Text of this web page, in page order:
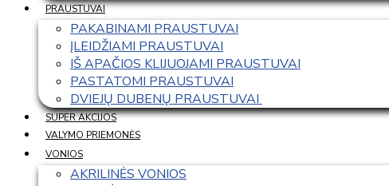
PRAUSTUVAI
PAKABINAMI PRAUSTUVAI
ĮLEIDŽIAMI PRAUSTUVAI
IŠ APAČIOS KLIJUOJAMI PRAUSTUVAI
PASTATOMI PRAUSTUVAI
DVIEJŲ DUBENŲ PRAUSTUVAI
SUPER AKCIJOS
VALYMO PRIEMONĖS
VONIOS
AKRILINĖS VONIOS